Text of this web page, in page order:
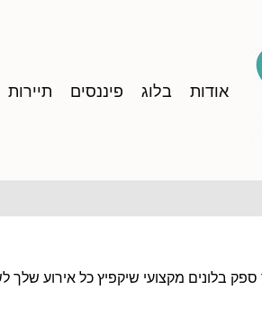
אודות בלוג פיננסים תיירות
ספק בלונים מקצועי שיקפיץ כל אירוע שלך